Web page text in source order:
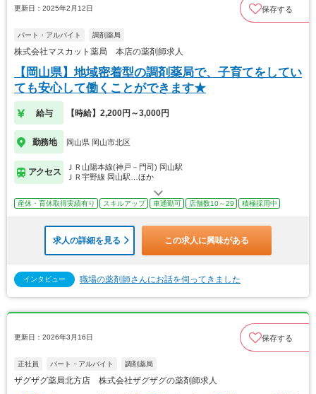
更新日：2025年2月12日 保存する
パート・アルバイト 調剤薬局
株式会社マスカット薬局 本店の薬剤師求人
【岡山県】地域密着型の調剤薬局で、子育てをしてい
ても安心して働くことができます★
給与 【時給】2,200円～3,000円
勤務地 岡山県 岡山市北区
アクセス
ＪＲ山陽本線(神戸－門司) 岡山駅
ＪＲ宇野線 岡山駅…ほか
産休・育休取得実績有り スキルアップ 車通勤可 店舗数10～29 積極採用中
求人の詳細を見る この求人に興味がある
インタビュー 職場の薬剤師さんにお話を伺ってきました
更新日：2026年3月16日 保存する
正社員 パート・アルバイト 調剤薬局
ザグザグ薬局北方店 株式会社ザグザグの薬剤師求人